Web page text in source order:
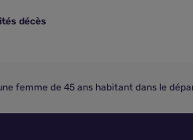
décès
femme de 45 ans habitant dans le